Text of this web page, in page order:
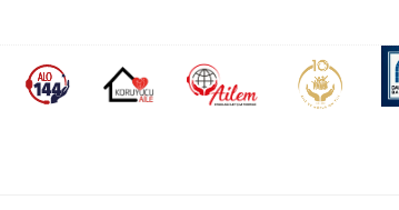
Sorular
183 (yeni sekmede açılır)
Alo 144 (yeni sekmede açılır)Koruyucu Aile (yeni sekmede açılır)
AİLEM İletişim Aile ve